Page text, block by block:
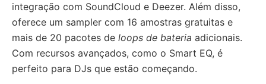
integração com SoundCloud e Deezer. Além disso,
oferece um sampler com 16 amostras gratuitas e
mais de 20 pacotes de loops de bateria adicionais.
Com recursos avançados, como o Smart EQ, é
perfeito para DJs que estão começando.